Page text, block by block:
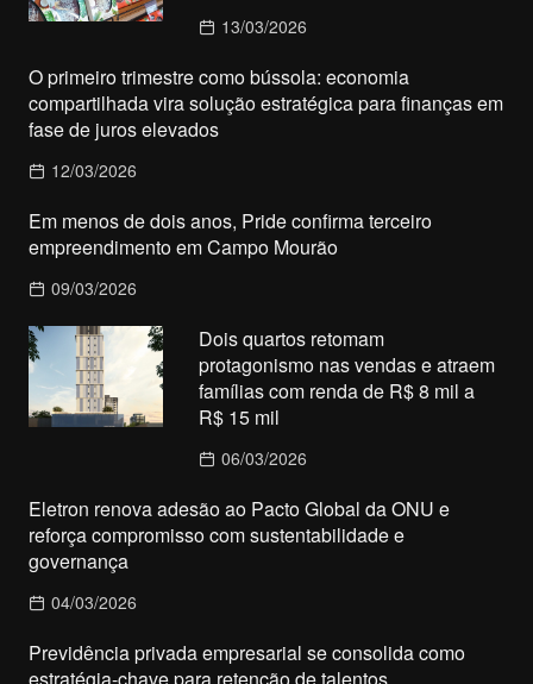
13/03/2026
O primeiro trimestre como bússola: economia
compartilhada vira solução estratégica para finanças em
fase de juros elevados
12/03/2026
Em menos de dois anos, Pride confirma terceiro
empreendimento em Campo Mourão
09/03/2026
Dois quartos retomam
protagonismo nas vendas e atraem
famílias com renda de R$ 8 mil a
R$ 15 mil
06/03/2026
Eletron renova adesão ao Pacto Global da ONU e
reforça compromisso com sustentabilidade e
governança
04/03/2026
Previdência privada empresarial se consolida como